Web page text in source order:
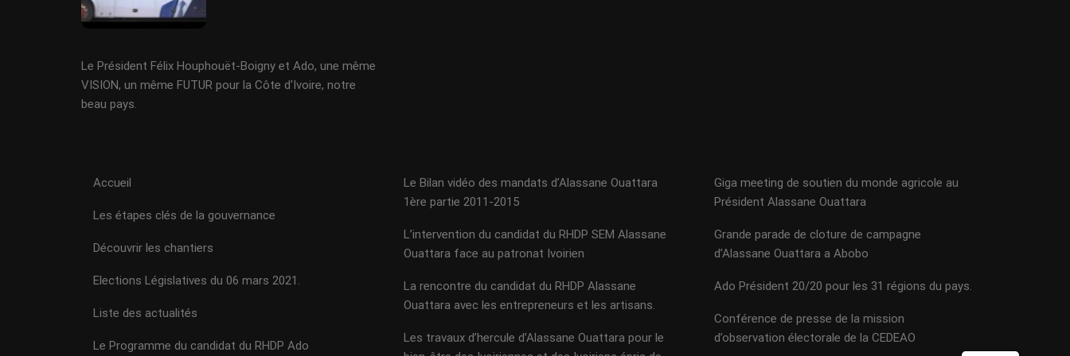
Le Président Félix Houphouët-Boigny et Ado, une même
VISION, un même FUTUR pour la Côte d'Ivoire, notre
beau pays.
Accueil
Les étapes clés de la gouvernance
Découvrir les chantiers
Elections Législatives du 06 mars 2021.
Liste des actualités
Le Programme du candidat du RHDP Ado
Le Bilan vidéo des mandats d’Alassane Ouattara
1ère partie 2011-2015
L’intervention du candidat du RHDP SEM Alassane
Ouattara face au patronat Ivoirien
La rencontre du candidat du RHDP Alassane
Ouattara avec les entrepreneurs et les artisans.
Les travaux d’hercule d’Alassane Ouattara pour le
Giga meeting de soutien du monde agricole au
Président Alassane Ouattara
Grande parade de cloture de campagne
d’Alassane Ouattara a Abobo
Ado Président 20/20 pour les 31 régions du pays.
Conférence de presse de la mission
d’observation électorale de la CEDEAO